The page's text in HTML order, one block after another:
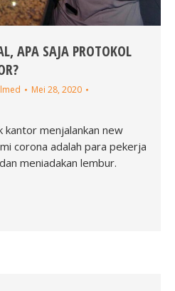
APA SAJA PROTOKOL
Mei 28, 2020
kantor menjalankan new
corona adalah para pekerja
meniadakan lembur.